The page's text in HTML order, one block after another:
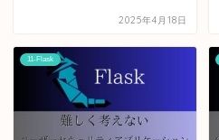
2025年4月18日
11-Flask